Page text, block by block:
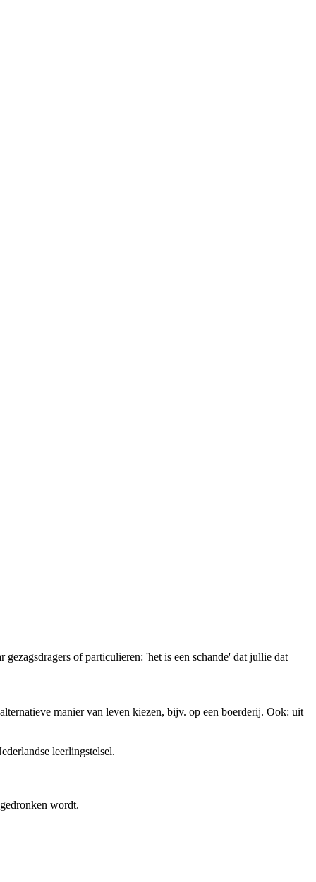
of particulieren: 'het is een schande' dat jullie dat
manier van leven kiezen, bijv. op een boerderij. Ook: uit
leerlingstelsel.
wordt.